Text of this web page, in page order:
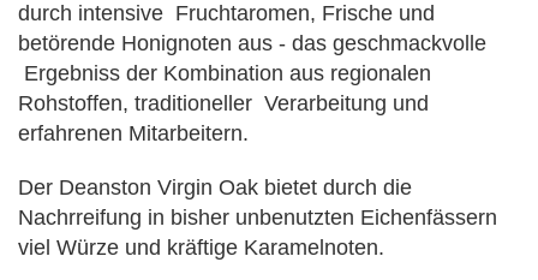
durch intensive Fruchtaromen, Frische und
betörende Honignoten aus - das geschmackvolle
Ergebniss der Kombination aus regionalen
Rohstoffen, traditioneller Verarbeitung und
erfahrenen Mitarbeitern.
Der Deanston Virgin Oak bietet durch die
Nachrreifung in bisher unbenutzten Eichenfässern
viel Würze und kräftige Karamelnoten.